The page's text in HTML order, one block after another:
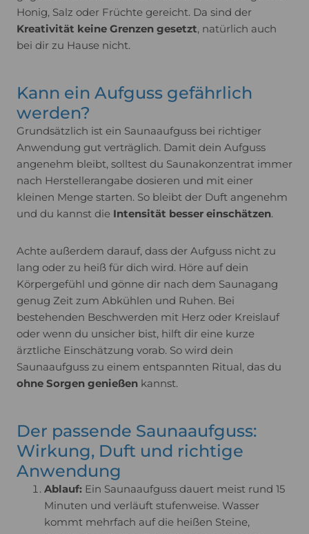
Honig, Salz oder Früchte gereicht. Da sind der
Kreativität keine Grenzen gesetzt, natürlich auch
bei dir zu Hause nicht.
Kann ein Aufguss gefährlich
werden?
Grundsätzlich ist ein Saunaaufguss bei richtiger
Anwendung gut verträglich. Damit dein Aufguss
angenehm bleibt, solltest du Saunakonzentrat immer
nach Herstellerangabe dosieren und mit einer
kleinen Menge starten. So bleibt der Duft angenehm
und du kannst die Intensität besser einschätzen.
Achte außerdem darauf, dass der Aufguss nicht zu
lang oder zu heiß für dich wird. Höre auf dein
Körpergefühl und gönne dir nach dem Saunagang
genug Zeit zum Abkühlen und Ruhen. Bei
bestehenden Beschwerden mit Herz oder Kreislauf
oder wenn du unsicher bist, hilft dir eine kurze
ärztliche Einschätzung vorab. So wird dein
Saunaaufguss zu einem entspannten Ritual, das du
ohne Sorgen genießen kannst.
Der passende Saunaaufguss:
Wirkung, Duft und richtige
Anwendung
Ablauf: Ein Saunaaufguss dauert meist rund 15
Minuten und verläuft stufenweise. Wasser
kommt mehrfach auf die heißen Steine,